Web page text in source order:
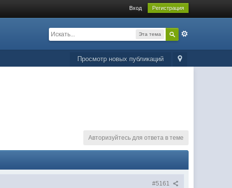
Вход Регистрация
Эта тема
Просмотр новых публикаций
Авторизуйтесь для ответа в теме
#5161